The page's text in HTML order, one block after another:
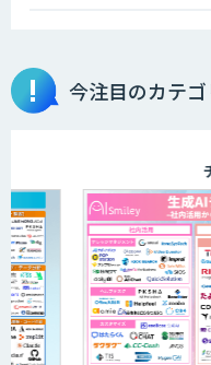
アリ
今注目のカテ
チ